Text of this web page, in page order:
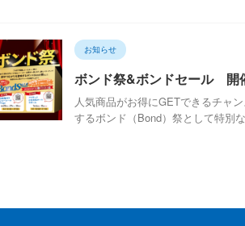
お知らせ
ボンド祭&ボンドセール 開
人気商品がお得にGETできるチャ
するボンド（Bond）祭として特別